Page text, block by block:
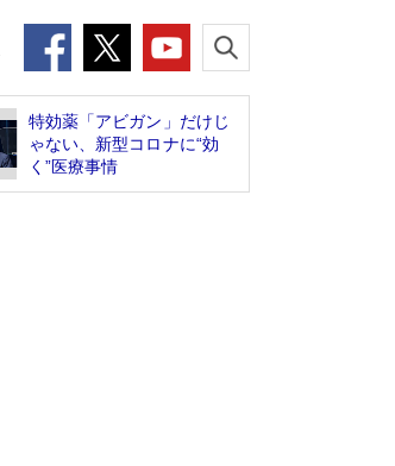
特効薬「アビガン」だけじ
ゃない、新型コロナに“効
く”医療事情